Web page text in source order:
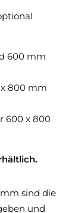
600 mm
800 mm
600 x 800
sind die
und